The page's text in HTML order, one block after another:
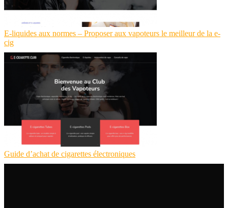
E-liquides aux normes – Proposer aux vapoteurs le meilleur de la e-
cig
Guide d’achat de cigarettes électroniques